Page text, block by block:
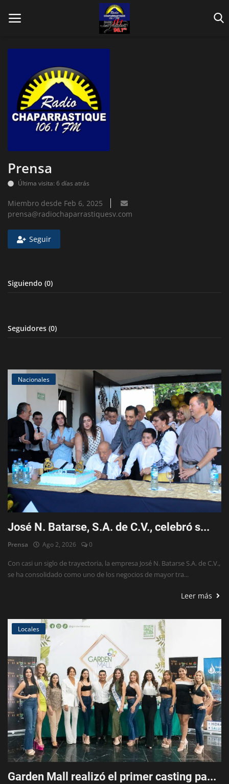
Inicio
Contáctenos
En Vivo
Fotos
Deportes
IOS
Compatriotas
Prensa
Última visita: 6 días atrás
Miembro desde Feb 6, 2025
prensa@radiochaparrastiquesv.com
Seguir
Siguiendo (0)
Seguidores (0)
Nacionales
José N. Batarse, S.A. de C.V., celebró s...
Prensa Ago 2, 2026 0
Con casi un siglo de trayectoria, la empresa José N. Batarse S.A. de C.V.,
se ha consolidado como uno de los negocios de mayor tra...
Leer más
Locales
Garden Mall realizó el primer casting pa...